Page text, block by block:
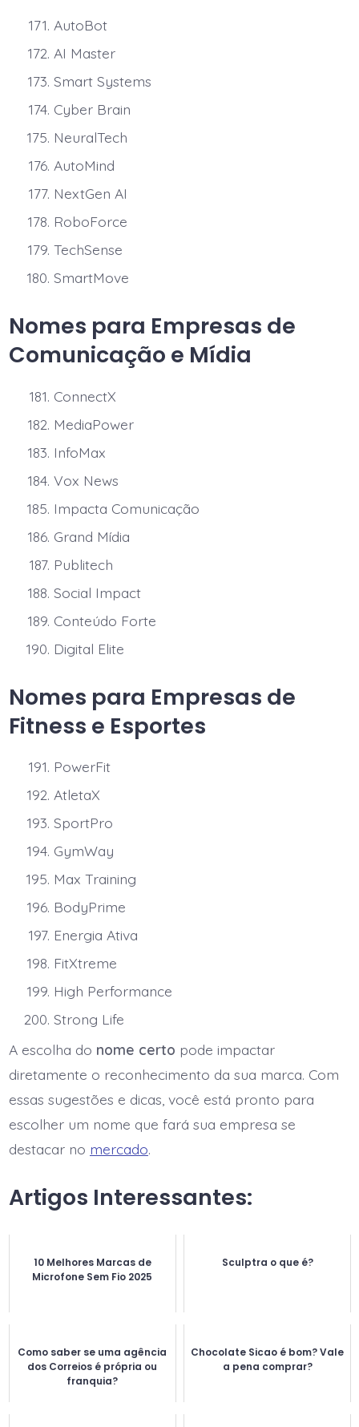
AutoBot
AI Master
Smart Systems
Cyber Brain
NeuralTech
AutoMind
NextGen AI
RoboForce
TechSense
SmartMove
Nomes para Empresas de
Comunicação e Mídia
ConnectX
MediaPower
InfoMax
Vox News
Impacta Comunicação
Grand Mídia
Publitech
Social Impact
Conteúdo Forte
Digital Elite
Nomes para Empresas de
Fitness e Esportes
PowerFit
AtletaX
SportPro
GymWay
Max Training
BodyPrime
Energia Ativa
FitXtreme
High Performance
Strong Life
A escolha do nome certo pode impactar
diretamente o reconhecimento da sua marca. Com
essas sugestões e dicas, você está pronto para
escolher um nome que fará sua empresa se
destacar no mercado.
Artigos Interessantes:
10 Melhores Marcas de
Microfone Sem Fio 2025
Sculptra o que é?
Como saber se uma agência
dos Correios é própria ou
franquia?
Chocolate Sicao é bom? Vale
a pena comprar?